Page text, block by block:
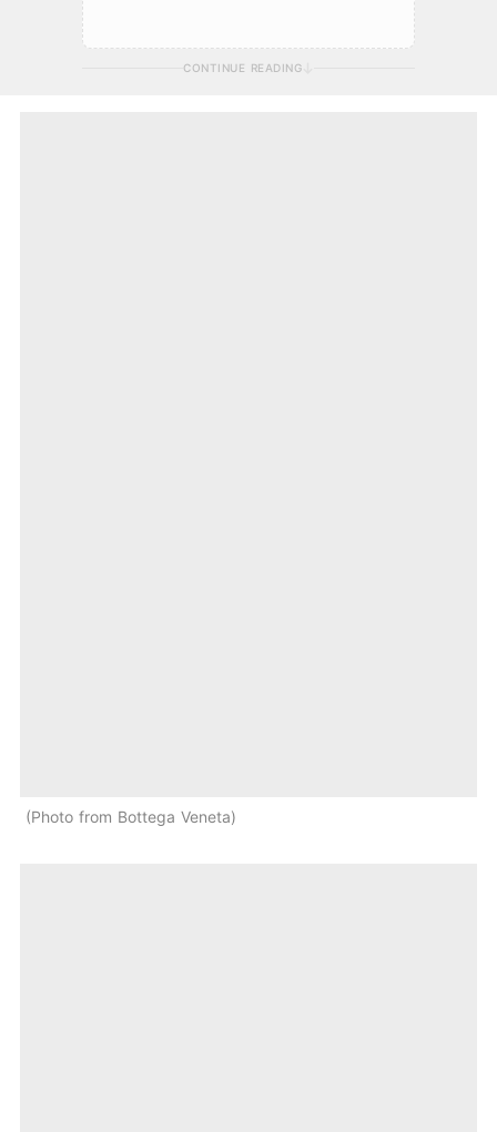
CONTINUE READING
Photo from Bottega Veneta